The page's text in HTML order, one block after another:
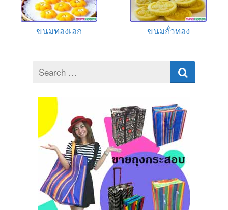
ขนมทองเอก ขนมถั่วทอง
Search
for